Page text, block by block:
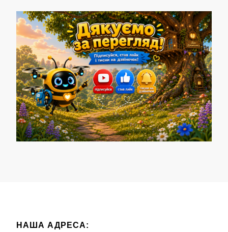
НАША АДРЕСА: